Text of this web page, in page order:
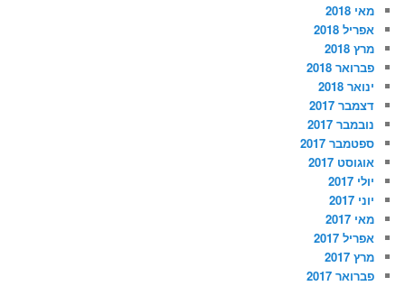
מאי 2018
אפריל 2018
מרץ 2018
פברואר 2018
ינואר 2018
דצמבר 2017
נובמבר 2017
ספטמבר 2017
אוגוסט 2017
יולי 2017
יוני 2017
מאי 2017
אפריל 2017
מרץ 2017
פברואר 2017